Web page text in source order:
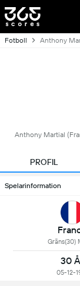
Fotboll Anthony
Anthony Martial
PROFIL
Spelarinformation
Gräns(30)
30
05-12-